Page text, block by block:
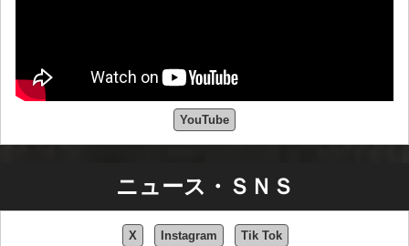
YouTube
ニュース・ＳＮＳ
X Instagram Tik Tok